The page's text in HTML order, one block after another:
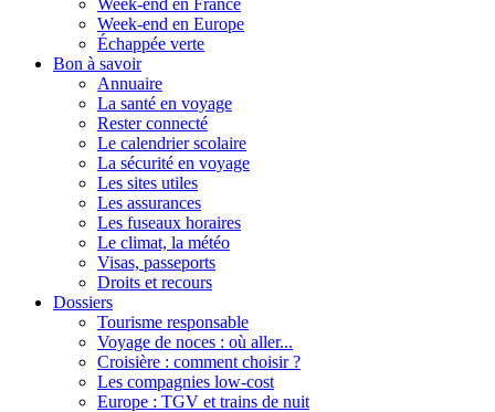
Week-end en France
Week-end en Europe
Échappée verte
Bon à savoir
Annuaire
La santé en voyage
Rester connecté
Le calendrier scolaire
La sécurité en voyage
Les sites utiles
Les assurances
Les fuseaux horaires
Le climat, la météo
Visas, passeports
Droits et recours
Dossiers
Tourisme responsable
Voyage de noces : où aller...
Croisière : comment choisir ?
Les compagnies low-cost
Europe : TGV et trains de nuit